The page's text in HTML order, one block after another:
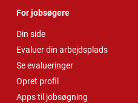
For jobsøgere
Din side
Evaluer din arbejdsplads
Se evalueringer
Opret profil
Apps til jobsøgning